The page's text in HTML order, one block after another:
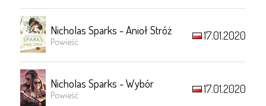
Nicholas Sparks - Anioł Stróż
Powieść 17.01.2020
Nicholas Sparks - Wybór
Powieść 17.01.2020